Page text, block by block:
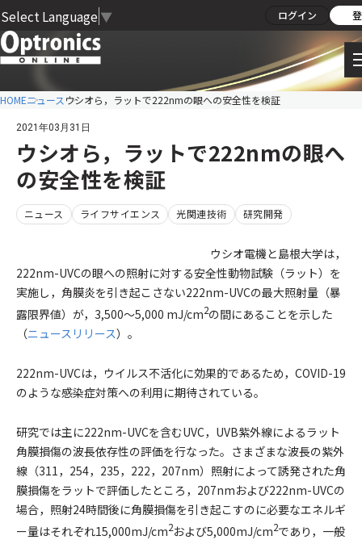
Select Language ▼ ログイン
HOMEニュース ウシオら，ラットで222nmの眼への安全性を検証
2021年03月31日
ウシオら，ラットで222nmの眼へ
の安全性を検証
ニュース ライフサイエンス 光関連技術 研究開発
ウシオ電機と島根大学は，
222nm-UVCの眼への照射に対する安全性動物試験（ラット）を
実施し，角膜炎を引き起こさない222nm-UVCの最大照射量（暴
露限界値）が，3,500～5,000 mJ/cm2の間にあることを示した
（ニュースリリース）。
222nm-UVCは，ウイルス不活化に効果的であるため，COVID-19
のような感染症対策への利用に期待されている。
研究では主に222nm-UVCを含むUVC，UVB紫外線によるラット
角膜損傷の波長依存性の評価を行なった。さまざまな波長の紫外
線（311，254，235，222，207nm）照射によって誘発された角
膜損傷をラットで評価したところ，207nmおよび222nm-UVCの
場合，照射24時間後に角膜損傷を引き起こすのに必要なエネルギ
ー量はそれぞれ15,000mJ/cm2および5,000mJ/cm2であり，一般